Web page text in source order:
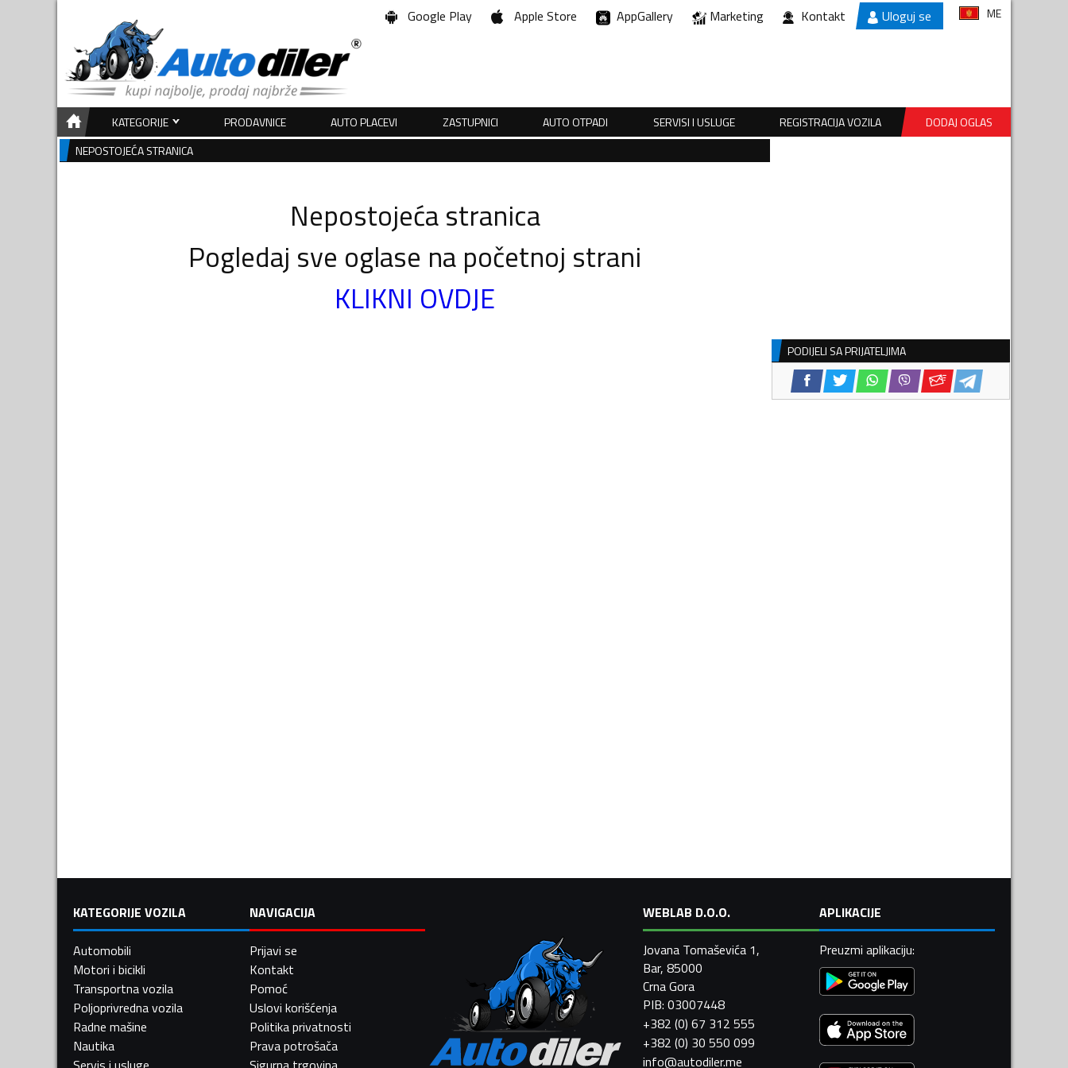
Google Play Apple Store AppGallery Marketing Kontakt Uloguj se ME
KATEGORIJE PRODAVNICE AUTO PLACEVI ZASTUPNICI AUTO OTPADI SERVISI I USLUGE REGISTRACIJA VOZILA
DODAJ OGLAS
NEPOSTOJEĆA STRANICA
Nepostojeća stranica
Pogledaj sve oglase na početnoj strani
KLIKNI OVDJE
PODIJELI SA PRIJATELJIMA
KATEGORIJE VOZILA
Automobili
Motori i bicikli
Transportna vozila
Poljoprivredna vozila
Radne mašine
Nautika
NAVIGACIJA
Prijavi se
Kontakt
Pomoć
Uslovi korišćenja
Politika privatnosti
Prava potrošača
WEBLAB D.O.O.
Jovana Tomaševića 1,
Bar, 85000
Crna Gora
PIB: 03007448
+382 (0) 67 312 555
+382 (0) 30 550 099
info@autodiler.me
APLIKACIJE
Preuzmi aplikaciju: